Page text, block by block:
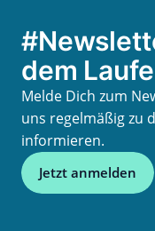
dem
Melde Dich zum
uns regelmäßig zu
informieren.
Jetzt anmelden